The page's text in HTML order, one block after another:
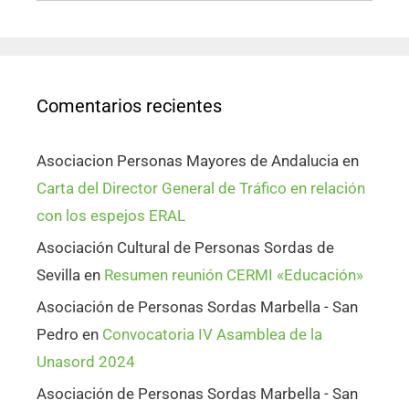
Comentarios recientes
Asociacion Personas Mayores de Andalucia en
Carta del Director General de Tráfico en relación
con los espejos ERAL
Asociación Cultural de Personas Sordas de
Sevilla en Resumen reunión CERMI «Educación»
Asociación de Personas Sordas Marbella - San
Pedro en Convocatoria IV Asamblea de la
Unasord 2024
Asociación de Personas Sordas Marbella - San